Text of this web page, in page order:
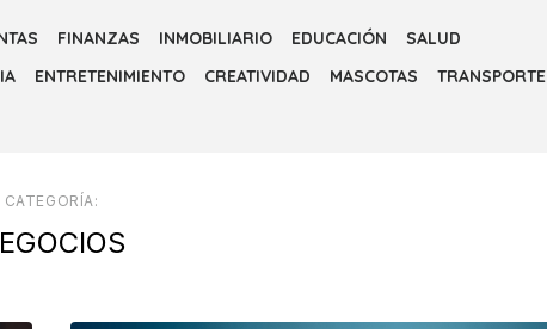
FINANZAS INMOBILIARIO EDUCACIÓN
SALUD
ENTRETENIMIENTO CREATIVIDAD MASCOTAS
TRANSPORTE
CATEGORÍA: